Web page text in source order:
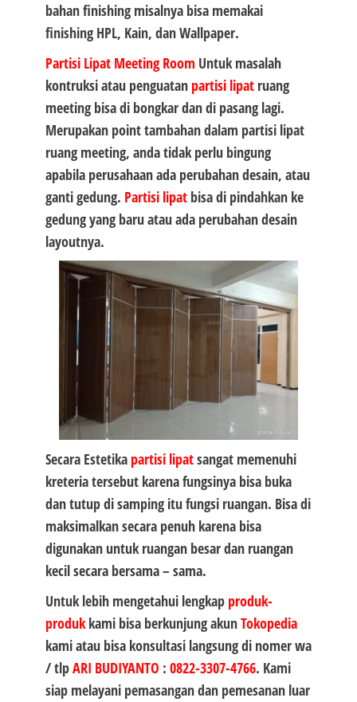
bahan finishing misalnya bisa memakai
finishing HPL, Kain, dan Wallpaper.
Partisi Lipat Meeting Room Untuk masalah
kontruksi atau penguatan partisi lipat ruang
meeting bisa di bongkar dan di pasang lagi.
Merupakan point tambahan dalam partisi lipat
ruang meeting, anda tidak perlu bingung
apabila perusahaan ada perubahan desain, atau
ganti gedung. Partisi lipatbisa di pindahkan ke
gedung yang baru atau ada perubahan desain
layoutnya.
Secara Estetika partisi lipatsangat memenuhi
kreteria tersebut karena fungsinya bisa buka
dan tutup di samping itu fungsi ruangan. Bisa di
maksimalkan secara penuh karena bisa
digunakan untuk ruangan besar dan ruangan
kecil secara bersama – sama.
Untuk lebih mengetahui lengkap produk-
produkkami bisa berkunjung akunTokopedia
kami atau bisa konsultasi langsung di nomer wa
/ tlpARI BUDIYANTO : 0822-3307-4766. Kami
siap melayani pemasangan dan pemesanan luar